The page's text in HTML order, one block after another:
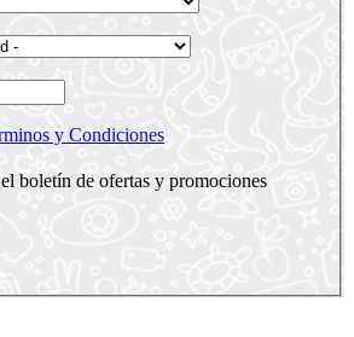
y Condiciones
boletín de ofertas y promociones